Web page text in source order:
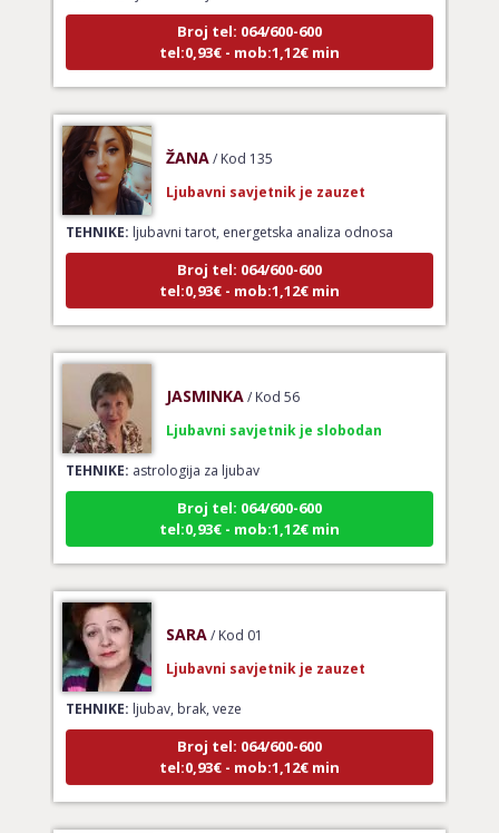
Broj tel: 064/600-600
tel:0,93€ - mob:1,12€ min
TEHNIKE:ljubavni tarot, energetska analiza odnosa
Broj tel: 064/600-600
tel:0,93€ - mob:1,12€ min
Ljubavni savjetnik je slobodan
TEHNIKE:astrologija za ljubav
Broj tel: 064/600-600
tel:0,93€ - mob:1,12€ min
TEHNIKE:ljubav, brak, veze
Broj tel: 064/600-600
tel:0,93€ - mob:1,12€ min